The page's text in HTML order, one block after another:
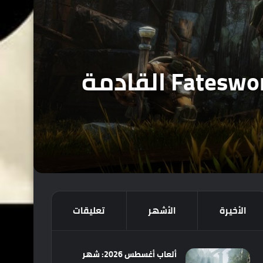
شركة THQ Nordic تكشف رسمياً عن توسعة Fatesworn القادمة
الأخيرة الأشهر تعليقات
ألعاب أغسطس 2026: شهر